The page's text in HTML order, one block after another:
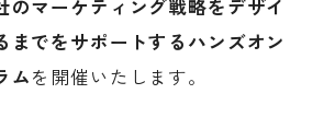
のマーケティング戦略をデザイ
までをサポートするハンズオン
ムを開催いたします。